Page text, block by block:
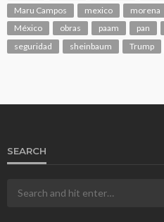
Maru Campos
mexico morena
México
obras paam pan
seguridad
sheinbaum Trump
SEARCH